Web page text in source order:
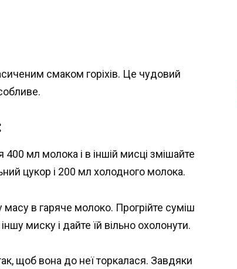
смаком горіхів. Це чудовий
мл молока і в іншій мисці змішайте
цукор і 200 мл холодного молока.
в гаряче молоко. Прогрійте суміш
миску і дайте їй вільно охолонути.
щоб вона до неї торкалася. Завдяки